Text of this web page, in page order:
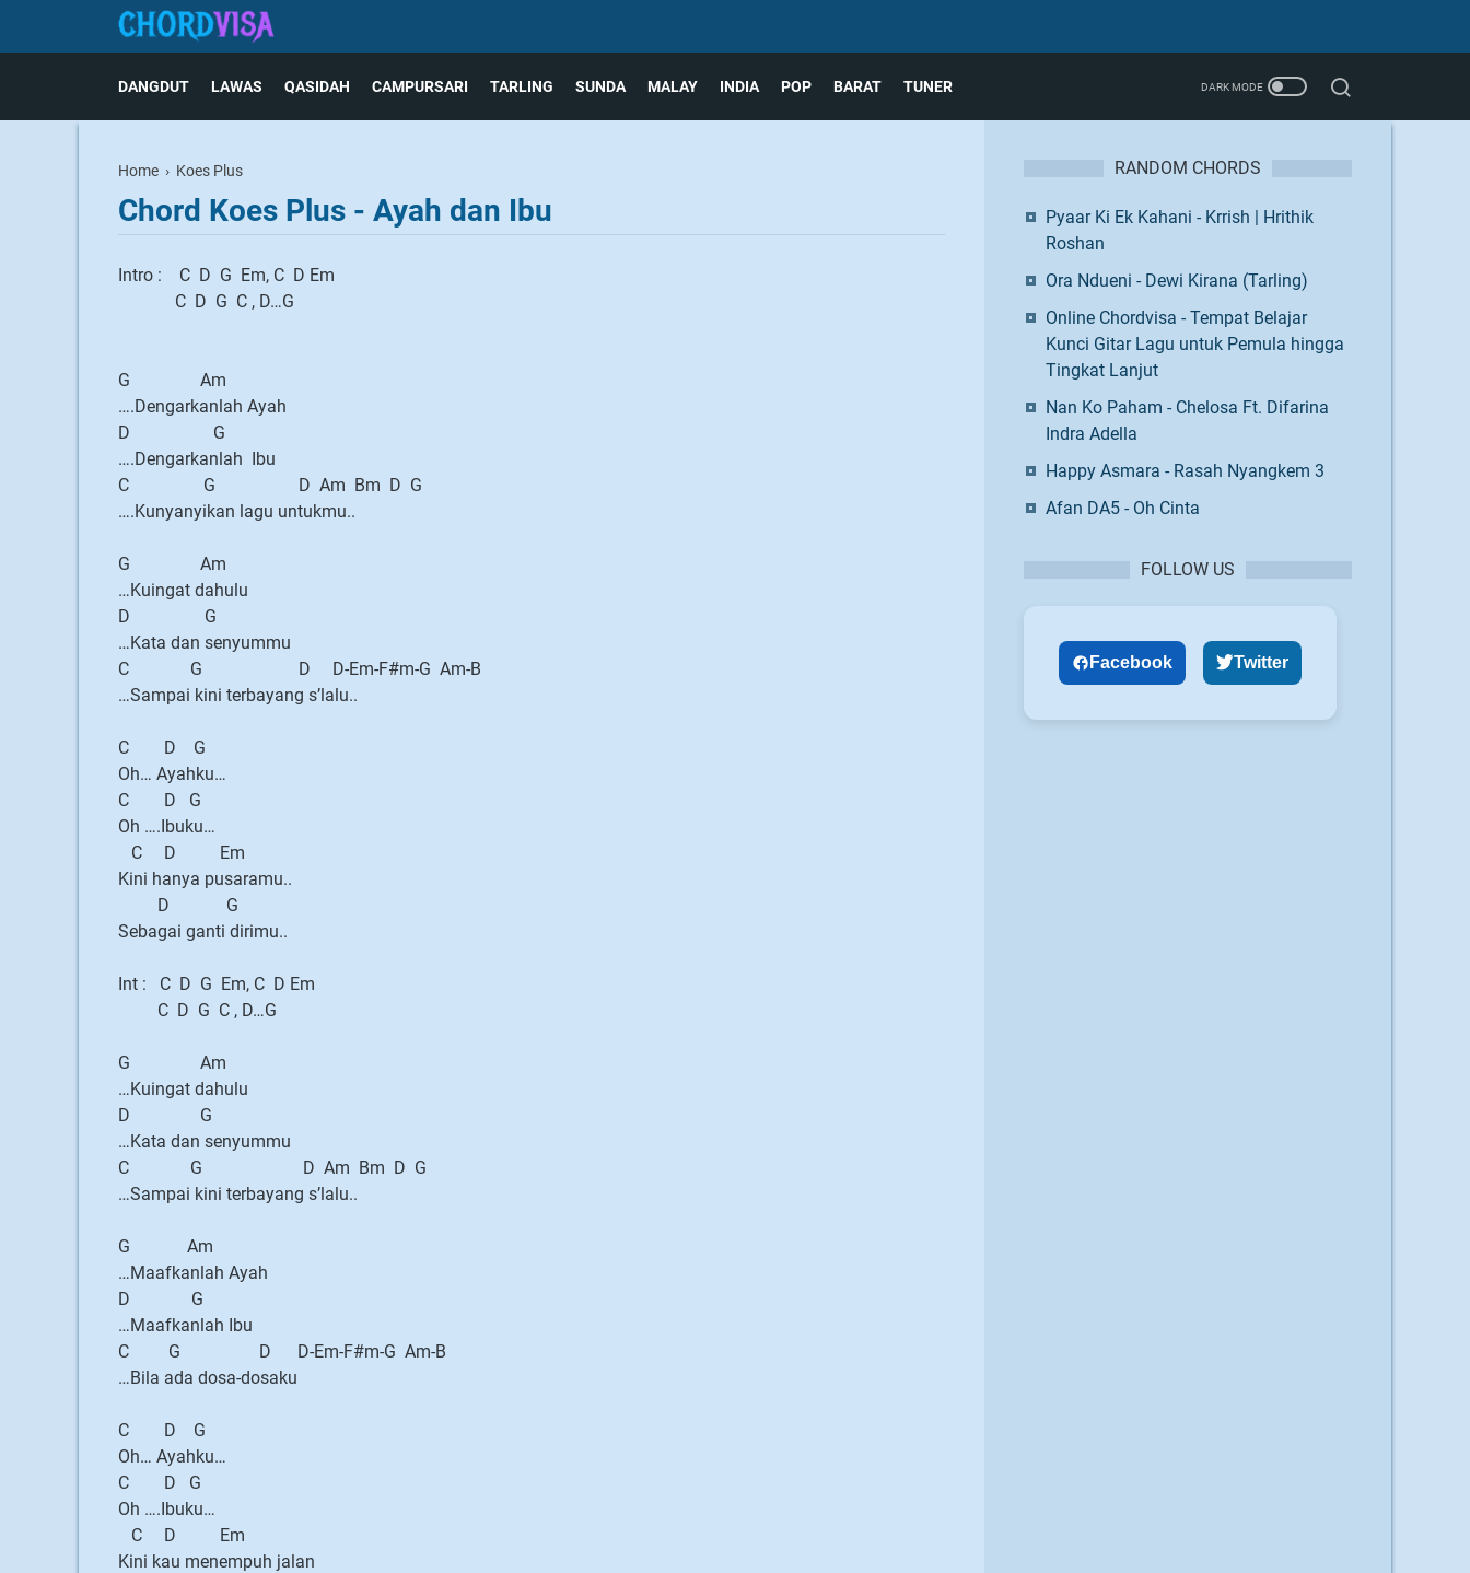
DANGDUT LAWAS QASIDAH CAMPURSARI TARLING SUNDA MALAY INDIA POP BARAT TUNER
Home › Koes Plus
Chord Koes Plus - Ayah dan Ibu
Intro : C D G Em, C D Em
C D G C , D…G
G Am
….Dengarkanlah Ayah
D G
….Dengarkanlah Ibu
C G D Am Bm D G
….Kunyanyikan lagu untukmu..
G Am
…Kuingat dahulu
D G
…Kata dan senyummu
C G D D-Em-F#m-G Am-B
…Sampai kini terbayang s’lalu..
C D G
Oh… Ayahku…
C D G
Oh ….Ibuku…
C D Em
Kini hanya pusaramu..
D G
Sebagai ganti dirimu..
Int : C D G Em, C D Em
C D G C , D…G
G Am
…Kuingat dahulu
D G
…Kata dan senyummu
C G D Am Bm D G
…Sampai kini terbayang s’lalu..
G Am
…Maafkanlah Ayah
D G
…Maafkanlah Ibu
C G D D-Em-F#m-G Am-B
…Bila ada dosa-dosaku
C D G
Oh… Ayahku…
C D G
Oh ….Ibuku…
C D Em
Kini kau menempuh jalan
RANDOM CHORDS
Pyaar Ki Ek Kahani - Krrish | Hrithik
Roshan
Ora Ndueni - Dewi Kirana (Tarling)
Online Chordvisa - Tempat Belajar
Kunci Gitar Lagu untuk Pemula hingga
Tingkat Lanjut
Nan Ko Paham - Chelosa Ft. Difarina
Indra Adella
Happy Asmara - Rasah Nyangkem 3
Afan DA5 - Oh Cinta
FOLLOW US
Facebook Twitter